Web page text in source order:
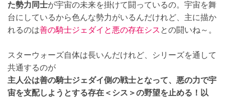
た勢力同士が宇宙の未来を掛けて闘っているの。宇宙を舞
台にしているから色んな勢力がいるんだけれど、主に描か
れるのは善の騎士ジェダイと悪の存在シス との闘いね～。
スターウォーズ自体は長いんだけれど、シリーズを通して
共通するのが
主人公は善の騎士ジェダイ側の戦士となって、悪の力で宇
宙を支配しようとする存在＜シス＞の野望を止める！以